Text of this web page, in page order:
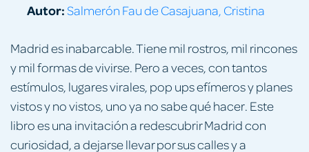
Madrid es inabarcable. Tiene mil rostros, mil rincones
y mil formas de vivirse. Pero a veces, con tantos
estímulos, lugares virales, pop ups efímeros y planes
vistos y no vistos, uno ya no sabe qué hacer. Este
libro es una invitación a redescubrir Madrid con
curiosidad, a dejarse llevar por sus calles y a
Autor:Salmerón Fau de Casajuana, Cristina